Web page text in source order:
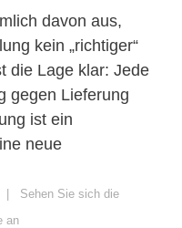
davon aus,
kein „richtiger“
die Lage klar: Jede
gegen Lieferung
ist ein
neue
| Sehen Sie sich die
an